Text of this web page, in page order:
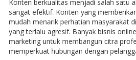
Konten berkualitas menjadi salah satu
sangat efektif. Konten yang
mudah menarik perhatian masyarakat
yang terlalu agresif. Banyak bisnis
marketing untuk membangun citra
memperkuat hubungan dengan